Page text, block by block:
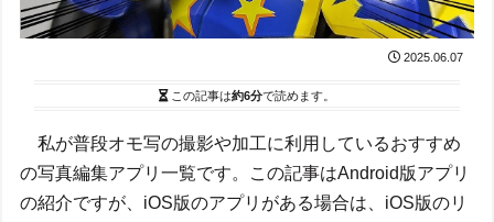
2025.06.07
この記事は約6分で読めます。
私が普段オモ写の撮影や加工に利用しているおすすめ
の写真編集アプリ一覧です。この記事はAndroid版アプリ
の紹介ですが、iOS版のアプリがある場合は、iOS版のリ